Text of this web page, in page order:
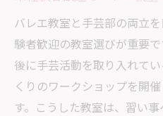
バレエ教室と手芸部の両立
験者歓迎の教室選びが重要
後に手芸活動を取り入れて
くりのワークショップを開
す。こうした教室は、習い